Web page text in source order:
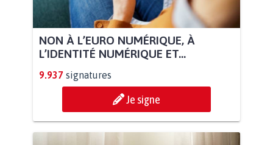
NON À L’EURO NUMÉRIQUE, À
L’IDENTITÉ NUMÉRIQUE ET...
9.937 signatures
Je signe